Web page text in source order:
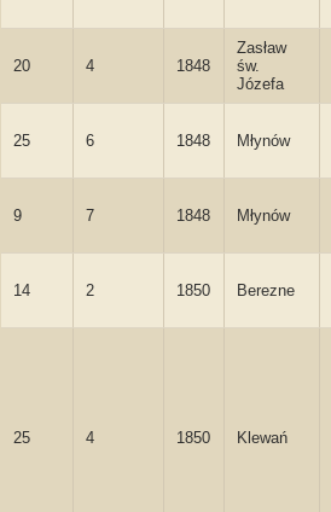
20 4 1848
Zasław
św.
Józefa
25 6 1848 Młynów
9 7 1848 Młynów
14 2 1850 Berezne
25 4 1850 Klewań